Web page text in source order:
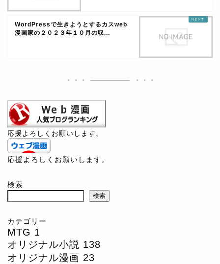
WordPressで生きようとするカスweb
漫画家の２０２３年１０月の収...
応援よろしくお願いします。
応援よろしくお願いします。
検索
検索
カテゴリー
MTG 1
オリジナル小説 138
オリジナル漫画 23